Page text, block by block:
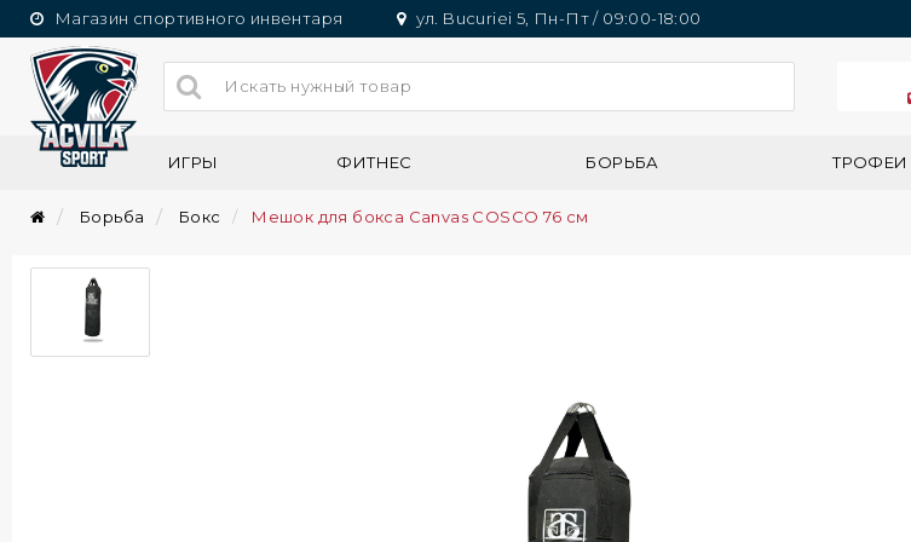
Магазин спортивного инвентаря ул. Bucuriei 5, Пн-Пт / 09:00-18:00
ИГРЫ ФИТНЕС БОРЬБА ТРОФЕИ
Борьба Бокс Мешок для бокса Canvas COSCO 76 см